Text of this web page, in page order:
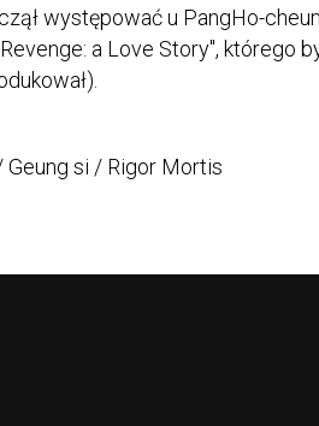
występować u PangHo-
a Love Story", którego
si / Rigor Mortis